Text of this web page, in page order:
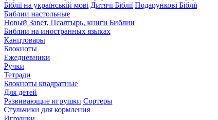
Біблії на українській мові Дитячі Біблії Подарункові Біблії
Библии настольные
Новый Завет, Псалтырь, книги Библии
Библии на иностранных языках
Канцтовары
Блокноты
Ежедневники
Ручки
Тетради
Блокноты квадратные
Для детей
Развивающие игрушки Сортеры
Стульчики для кормления
Игрушки